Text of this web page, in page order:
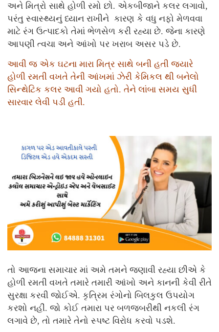
અને મિત્રો સાથે હોળી રમો છો. એકબીજાને કલર લગાવો,
પરંતુ સ્વાસ્થ્યનું ધ્યાન રાખીને કારણ કે વધુ નફો મેળવવા
માટે રંગ ઉત્પાદકો તેમાં ભેળસેળ કરી રહ્યા છે. જેના કારણે
આપણી ત્વચા અને આંખો પર ખરાબ અસર પડે છે.
આવી જ એક ઘટના મારા મિત્ર સાથે બની હતી જ્યારે
હોળી રમતી વખતે તેની આંખમાં ઝેરી કેમિકલ થી બનેલો
સિન્થેટિક કલર આવી ગયો હતો. તેને લાંબા સમય સુધી
સારવાર લેવી પડી હતી.
તો આજના સમાચાર માં અમે તમને જણાવી રહ્યા છીએ કે
હોળી રમતી વખતે તમારે તમારી આંખો અને કાનની કેવી રીતે
સુરક્ષા કરવી જોઈએ. કૃત્રિમ રંગોનો બિલકુલ ઉપયોગ
કરશો નહીં. જો કોઈ તમારા પર બળજબરીથી નકલી રંગ
લગાવે છે, તો તમારે તેનો સ્પષ્ટ વિરોધ કરવો પડશે.